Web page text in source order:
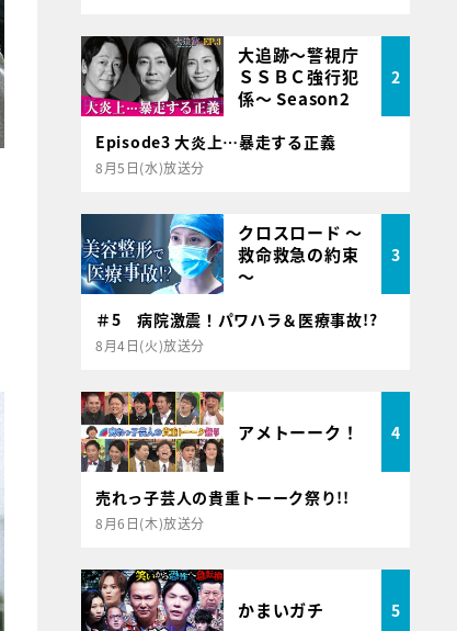
大追跡～警視庁
ＳＳＢＣ強行犯
係～ Season2
2
Episode3 大炎上…暴走する正義
8月5日(水)放送分
クロスロード ～
救命救急の約束
～
3
＃5 病院激震！パワハラ＆医療事故!?
8月4日(火)放送分
アメトーーク！ 4
売れっ子芸人の貴重トーーク祭り!!
8月6日(木)放送分
かまいガチ 5